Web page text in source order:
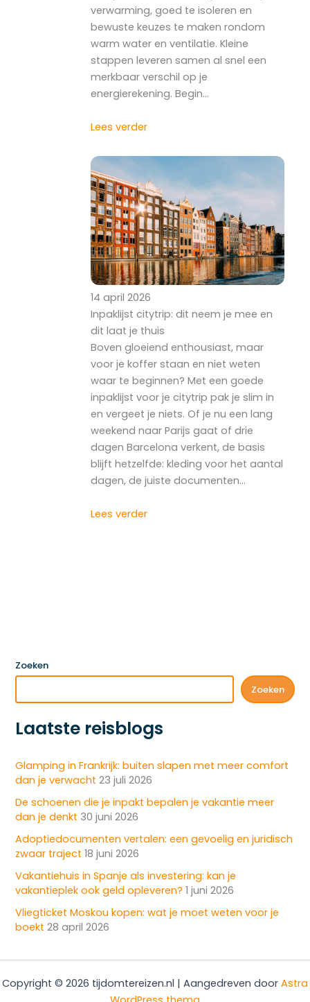
verwarming, goed te isoleren en
bewuste keuzes te maken rondom
warm water en ventilatie. Kleine
stappen leveren samen al snel een
merkbaar verschil op je
energierekening. Begin…
Lees verder
14 april 2026
Inpaklijst citytrip: dit neem je mee en
dit laat je thuis
Boven gloeiend enthousiast, maar
voor je koffer staan en niet weten
waar te beginnen? Met een goede
inpaklijst voor je citytrip pak je slim in
en vergeet je niets. Of je nu een lang
weekend naar Parijs gaat of drie
dagen Barcelona verkent, de basis
blijft hetzelfde: kleding voor het aantal
dagen, de juiste documenten…
Lees verder
Zoeken
Zoeken
Laatste reisblogs
Glamping in Frankrijk: buiten slapen met meer comfort
dan je verwacht 23 juli 2026
De schoenen die je inpakt bepalen je vakantie meer
dan je denkt 30 juni 2026
Adoptiedocumenten vertalen: een gevoelig en juridisch
zwaar traject 18 juni 2026
Vakantiehuis in Spanje als investering: kan je
vakantieplek ook geld opleveren? 1 juni 2026
Vliegticket Moskou kopen: wat je moet weten voor je
boekt 28 april 2026
Copyright © 2026 tijdomtereizen.nl | Aangedreven door Astra